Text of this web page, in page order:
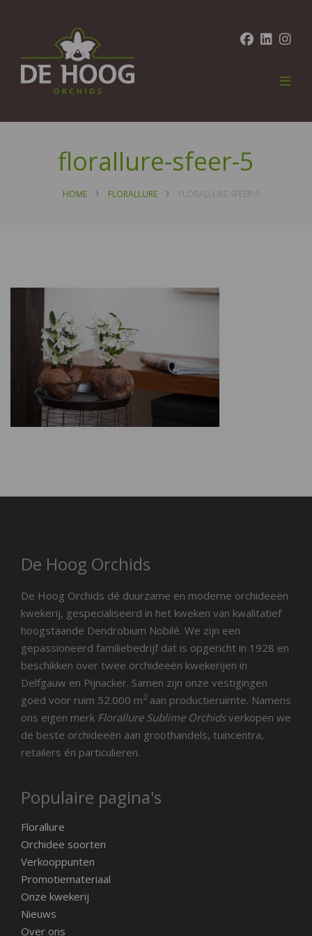
florallure-sfeer-5
HOME FLORALLURE FLORALLURE-SFEER-5
De Hoog Orchids
De Hoog Orchids dé duurzame en moderne orchideeën
kwekerij, gespecialiseerd in het kweken van kwalitatief
hoogstaande Dendrobium Nobilé. We zijn een
gepassioneerd familiebedrijf dat is opgericht in 1928 en
beschikken over twee orchideeën kwekerijen in
Delfgauw en Pijnacker. Samen zijn onze vestigingen
goed voor ruim 52.000 m2 aan productieruimte. Namens
ons eigen merk Florallure Sublime Orchidsverkopen we
de beste orchideeën aan groothandels, tuincentra,
retailers én particulieren.
Populaire pagina's
Florallure
Orchidee soorten
Verkooppunten
Promotiemateriaal
Onze kwekerij
Nieuws
Over ons